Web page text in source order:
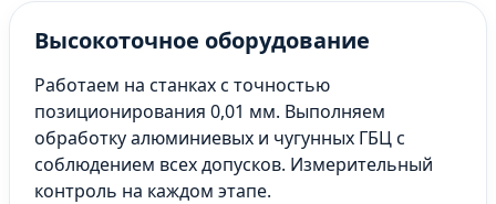
Высокоточное оборудование
Работаем на станках с точностью
позиционирования 0,01 мм. Выполняем
обработку алюминиевых и чугунных ГБЦ с
соблюдением всех допусков. Измерительный
контроль на каждом этапе.